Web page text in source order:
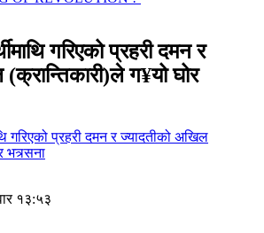
गरिएको प्रहरी दमन र
ग¥यो घोर
१३:५३